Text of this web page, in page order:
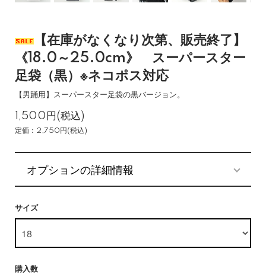
【在庫がなくなり次第、販売終了】
《18.0～25.0cm》 スーパースター
足袋（黒）※ネコポス対応
【男踊用】スーパースター足袋の黒バージョン。
1,500円(税込)
定価：2,750円(税込)
オプションの詳細情報
サイズ
購入数